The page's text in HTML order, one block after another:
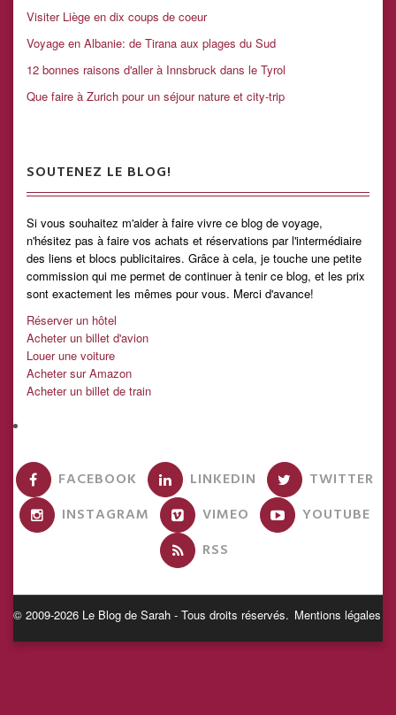
Visiter Liège en dix coups de coeur
Voyage en Albanie: de Tirana aux plages du Sud
12 bonnes raisons d'aller à Innsbruck dans le Tyrol
Que faire à Zurich pour un séjour nature et city-trip
SOUTENEZ LE BLOG!
Si vous souhaitez m'aider à faire vivre ce blog de voyage,
n'hésitez pas à faire vos achats et réservations par l'intermédiaire
des liens et blocs publicitaires. Grâce à cela, je touche une petite
commission qui me permet de continuer à tenir ce blog, et les prix
sont exactement les mêmes pour vous. Merci d'avance!
Réserver un hôtel
Acheter un billet d'avion
Louer une voiture
Acheter sur Amazon
Acheter un billet de train
FACEBOOK LINKEDIN
TWITTER
INSTAGRAM
VIMEO
YOUTUBE
RSS
© 2009-2026 Le Blog de Sarah - Tous droits réservés. Mentions légales